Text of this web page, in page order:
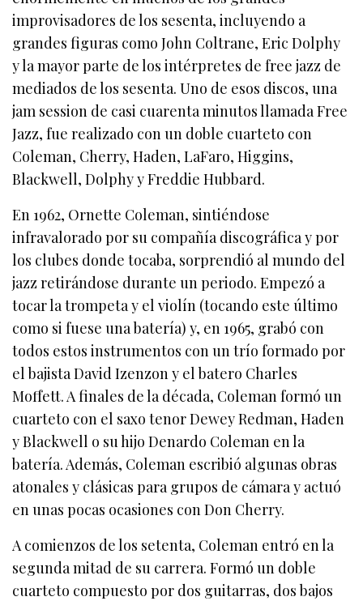
improvisadores de los sesenta, incluyendo a
grandes figuras como John Coltrane, Eric Dolphy
y la mayor parte de los intérpretes de free jazz de
mediados de los sesenta. Uno de esos discos, una
jam session de casi cuarenta minutos llamada Free
Jazz, fue realizado con un doble cuarteto con
Coleman, Cherry, Haden, LaFaro, Higgins,
Blackwell, Dolphy y Freddie Hubbard.
En 1962, Ornette Coleman, sintiéndose
infravalorado por su compañía discográfica y por
los clubes donde tocaba, sorprendió al mundo del
jazz retirándose durante un periodo. Empezó a
tocar la trompeta y el violín (tocando este último
como si fuese una batería) y, en 1965, grabó con
todos estos instrumentos con un trío formado por
el bajista David Izenzon y el batero Charles
Moffett. A finales de la década, Coleman formó un
cuarteto con el saxo tenor Dewey Redman, Haden
y Blackwell o su hijo Denardo Coleman en la
batería. Además, Coleman escribió algunas obras
atonales y clásicas para grupos de cámara y actuó
en unas pocas ocasiones con Don Cherry.
A comienzos de los setenta, Coleman entró en la
segunda mitad de su carrera. Formó un doble
cuarteto compuesto por dos guitarras, dos bajos